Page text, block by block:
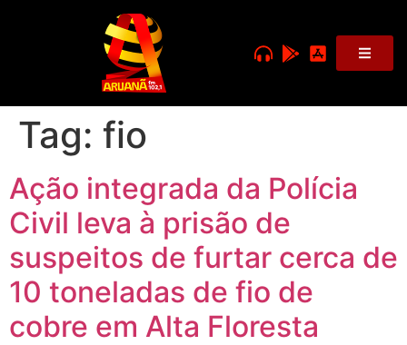
Tag: fio
Ação integrada da Polícia
Civil leva à prisão de
suspeitos de furtar cerca de
10 toneladas de fio de
cobre em Alta Floresta